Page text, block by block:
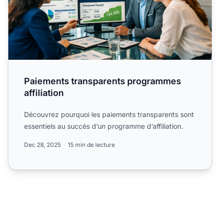
Paiements transparents programmes
affiliation
Découvrez pourquoi les paiements transparents sont
essentiels au succès d’un programme d’affiliation.
Dec 28, 2025 15 min de lecture